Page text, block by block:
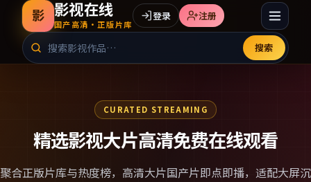
影 影视在线
国产高清·正版片库
搜索
登录 注册
CURATED STREAMING
精选影视大片高清免费在线观看
聚合正版片库与热度榜， 高清大片国产片即点即播，适配大屏沉